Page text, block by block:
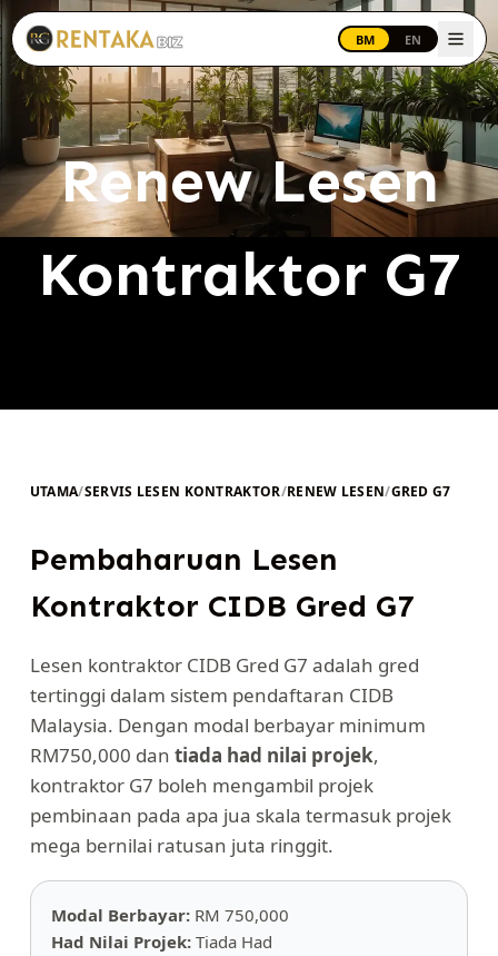
Langkau ke kandungan utama
BM EN
Renew Lesen
Kontraktor G7
UTAMA/SERVIS LESEN KONTRAKTOR/RENEW LESEN/GRED G7
Pembaharuan Lesen
Kontraktor CIDB Gred G7
Lesen kontraktor CIDB Gred G7 adalah gred
tertinggi dalam sistem pendaftaran CIDB
Malaysia. Dengan modal berbayar minimum
RM750,000 dan tiada had nilai projek,
kontraktor G7 boleh mengambil projek
pembinaan pada apa jua skala termasuk projek
mega bernilai ratusan juta ringgit.
Modal Berbayar:RM 750,000
Had Nilai Projek:Tiada Had